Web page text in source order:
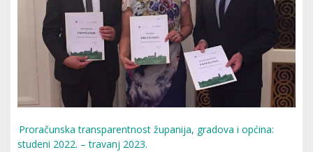
Proračunska transparentnost županija, gradova i općina:
studeni 2022. – travanj 2023.